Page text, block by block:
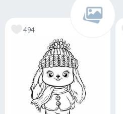
494